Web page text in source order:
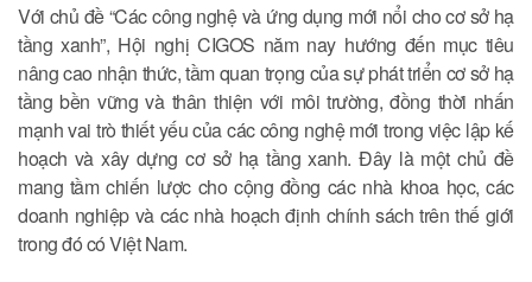
Với chủ đề “Các công nghệ và ứng dụng mới nổi cho cơ sở hạ
tầng xanh”, Hội nghị CIGOS năm nay hướng đến mục tiêu
nâng cao nhận thức, tầm quan trọng của sự phát triển cơ sở hạ
tầng bền vững và thân thiện với môi trường, đồng thời nhấn
mạnh vai trò thiết yếu của các công nghệ mới trong việc lập kế
hoạch và xây dựng cơ sở hạ tầng xanh. Đây là một chủ đề
mang tầm chiến lược cho cộng đồng các nhà khoa học, các
doanh nghiệp và các nhà hoạch định chính sách trên thế giới
trong đó có Việt Nam.